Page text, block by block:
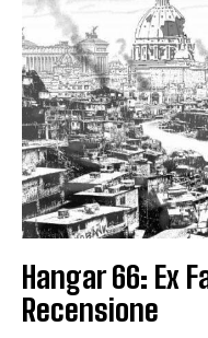
Hangar 66: Ex
Recensione